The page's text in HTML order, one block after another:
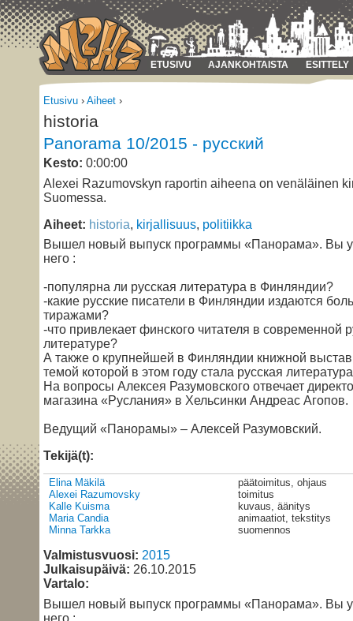
ETUSIVU AJANKOHTAISTA ESITTELY
Etusivu › Aiheet ›
historia
Panorama 10/2015 - русский
Kesto: 0:00:00
Alexei Razumovskyn raportin aiheena on venäläinen
Suomessa.
Aiheet: historia, kirjallisuus, politiikka
Вышел новый выпуск программы «Панорама». Вы
него :
-популярна ли русская литература в Финляндии?
-какие русские писатели в Финляндии издаются
тиражами?
-что привлекает финского читателя в современной
литературе?
А также о крупнейшей в Финляндии книжной
темой которой в этом году стала русская
На вопросы Алексея Разумовского отвечает
магазина «Руслания» в Хельсинки Андреас Агопов.
Ведущий «Панорамы» – Алексей Разумовский.
Tekijä(t):
Elina Mäkilä
Alexei Razumovsky
Kalle Kuisma
Maria Candia
Minna Tarkka
päätoimitus, ohjaus
toimitus
kuvaus, äänitys
animaatiot, tekstitys
suomennos
Valmistusvuosi: 2015
Julkaisupäivä: 26.10.2015
Vartalo:
Вышел новый выпуск программы «Панорама». Вы
него :